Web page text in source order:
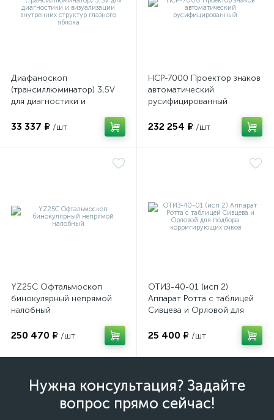
Диафаноскоп
(трансиллюминатор) 3,5V
для диагностики и
структур глазного яблока
33 337 ₽ /шт
НСР-7000 Проектор знаков
автоматический
русифицированный
232 254 ₽ /шт
YZ25C Офтальмоскоп
бинокулярный непрямой
налобный
250 470 ₽ /шт
ОТИЗ-40-01 (исп 2)
Аппарат Ротта с таблицей
Сивцева и Орловой для
очков
25 400 ₽ /шт
Нужна консультация? Задайте
вопрос прямо сейчас!